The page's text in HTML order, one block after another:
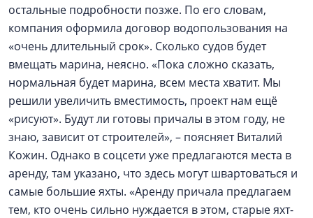
остальные подробности позже. По его словам,
компания оформила договор водопользования на
«очень длительный срок». Сколько судов будет
вмещать марина, неясно. «Пока сложно сказать,
нормальная будет марина, всем места хватит. Мы
решили увеличить вместимость, проект нам ещё
«рисуют». Будут ли готовы причалы в этом году, не
знаю, зависит от строителей», – поясняет Виталий
Кожин. Однако в соцсети уже предлагаются места в
аренду, там указано, что здесь могут швартоваться и
самые большие яхты. «Аренду причала предлагаем
тем, кто очень сильно нуждается в этом, старые яхт-